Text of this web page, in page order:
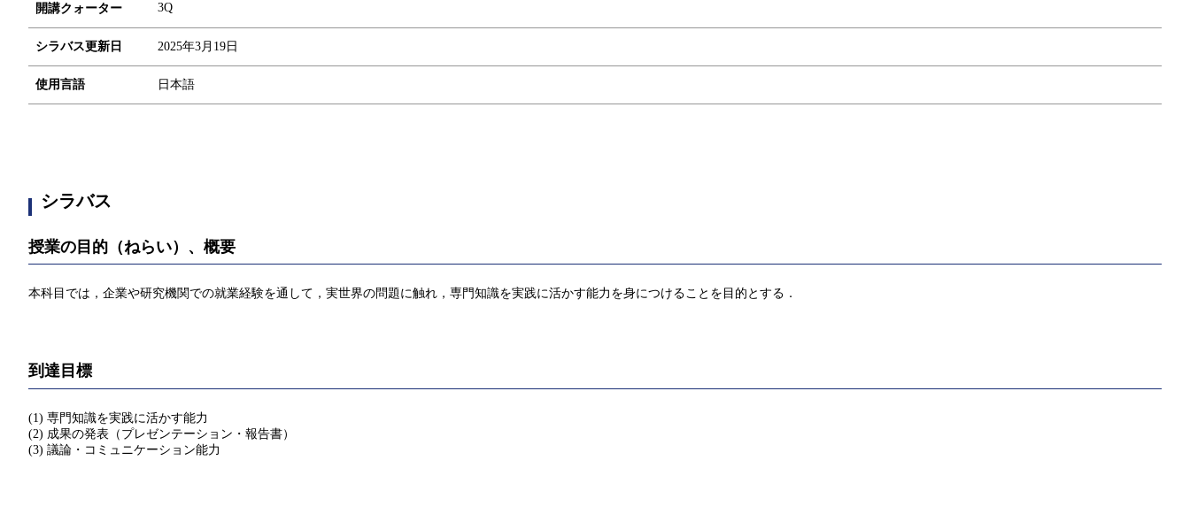
開講クォーター 3Q
シラバス更新日 2025年3月19日
使用言語 日本語
シラバス
授業の目的（ねらい）、概要
本科目では，企業や研究機関での就業経験を通して，実世界の問題に触れ，専門知識を実践に活かす能力を身につけることを目的とする．
到達目標
(1) 専門知識を実践に活かす能力
(2) 成果の発表（プレゼンテーション・報告書）
(3) 議論・コミュニケーション能力